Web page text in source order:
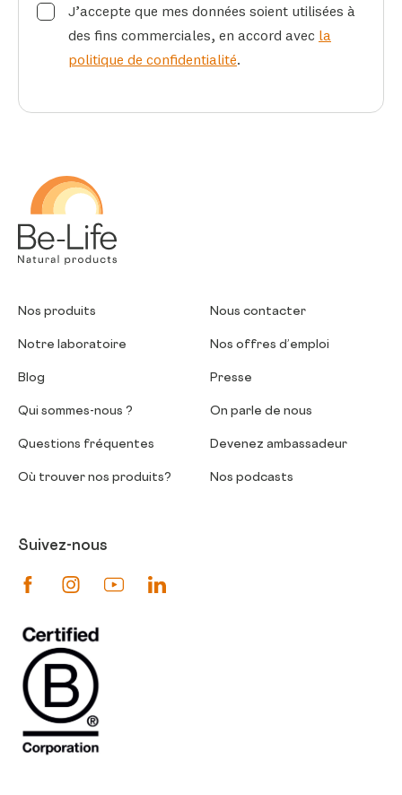
J’accepte que mes données soient utilisées à
des fins commerciales, en accord avec la
politique de confidentialité.
Nos produits
Notre laboratoire
Blog
Qui sommes-nous ?
Questions fréquentes
Où trouver nos produits?
Nous contacter
Nos offres d’emploi
Presse
On parle de nous
Devenez ambassadeur
Nos podcasts
Suivez-nous
Suivez-nous sur Facebook
Suivez-nous sur Instagram
Suivez-nous sur Youtube